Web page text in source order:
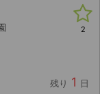
残り 1 日
2